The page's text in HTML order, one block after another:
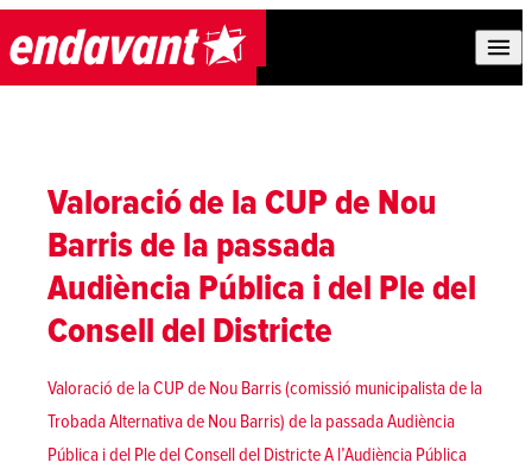
Skip to content
Valoració de la CUP de Nou
Barris de la passada
Audiència Pública i del Ple del
Consell del Districte
Valoració de la CUP de Nou Barris (comissió municipalista de la
Trobada Alternativa de Nou Barris) de la passada Audiència
Pública i del Ple del Consell del Districte A l’Audiència Pública